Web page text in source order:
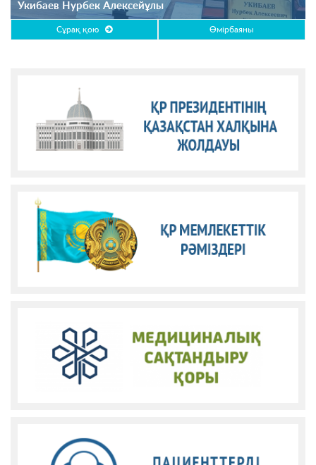
Укибаев Нурбек Алексейұлы
Сұрақ қою Өмірбаяны